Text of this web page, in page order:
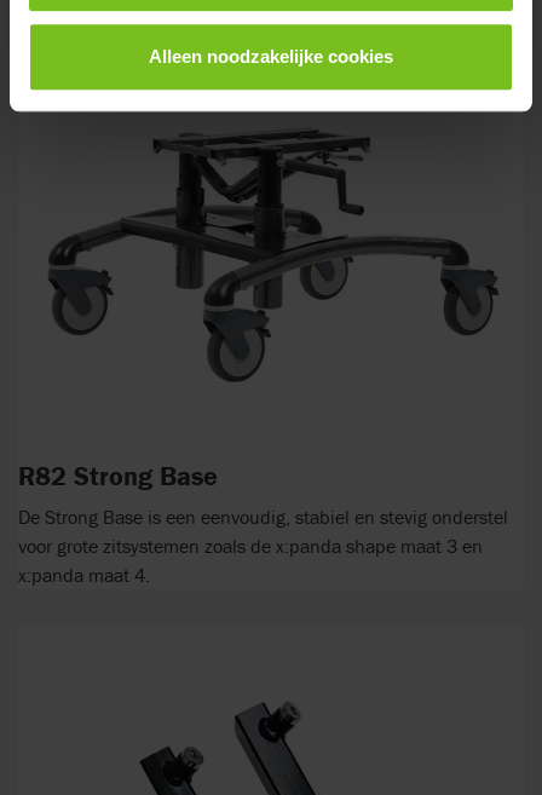
Alleen noodzakelijke cookies
R82 Strong Base
De Strong Base is een eenvoudig, stabiel en stevig onderstel
voor grote zitsystemen zoals de x:panda shape maat 3 en
x:panda maat 4.